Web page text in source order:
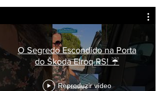
O Segredo Escondido na Porta
do Škoda Elroq RS! ☔
Reproduzir vídeo